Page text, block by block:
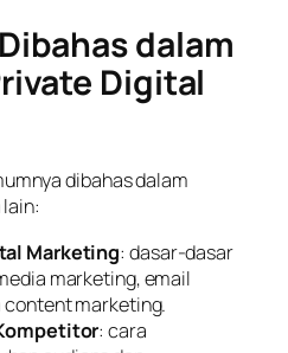
dalam
Digital
dibahas dalam
Marketing: dasar-dasar
marketing, email
marketing.
: cara